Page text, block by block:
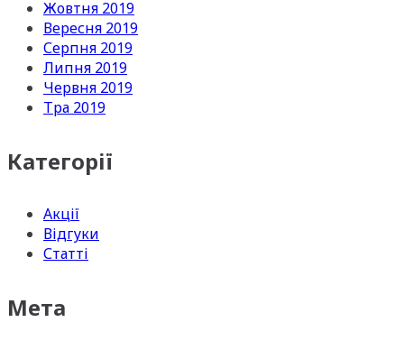
Жовтня 2019
Вересня 2019
Серпня 2019
Липня 2019
Червня 2019
Тра 2019
Категорії
Акції
Відгуки
Статті
Мета